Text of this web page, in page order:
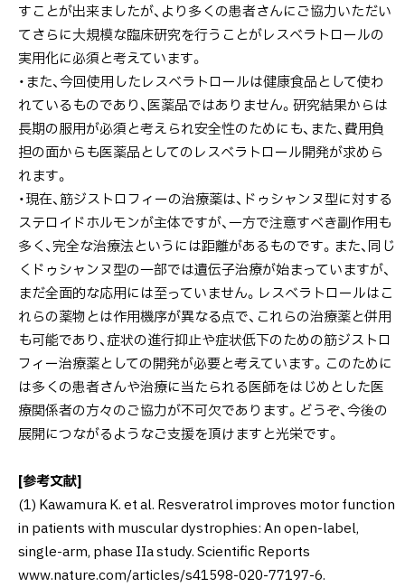
すことが出来ましたが、より多くの患者さんにご協力いただい
てさらに大規模な臨床研究を行うことがレスベラトロールの
実用化に必須と考えています。
・また、今回使用したレスベラトロールは健康食品として使わ
れているものであり、医薬品ではありません。研究結果からは
長期の服用が必須と考えられ安全性のためにも、また、費用負
担の面からも医薬品としてのレスベラトロール開発が求めら
れます。
・現在、筋ジストロフィーの治療薬は、ドゥシャンヌ型に対する
ステロイドホルモンが主体ですが、一方で注意すべき副作用も
多く、完全な治療法というには距離があるものです。また、同じ
くドゥシャンヌ型の一部では遺伝子治療が始まっていますが、
まだ全面的な応用には至っていません。レスベラトロールはこ
れらの薬物とは作用機序が異なる点で、これらの治療薬と併用
も可能であり、症状の進行抑止や症状低下のための筋ジストロ
フィー治療薬としての開発が必要と考えています。このために
は多くの患者さんや治療に当たられる医師をはじめとした医
療関係者の方々のご協力が不可欠であります。どうぞ、今後の
展開につながるようなご支援を頂けますと光栄です。
[参考文献]
(1) Kawamura K. et al. Resveratrol improves motor function
in patients with muscular dystrophies: An open-label,
single-arm, phase IIa study. Scientific Reports
www.nature.com/articles/s41598-020-77197-6.